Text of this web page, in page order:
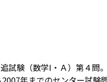
試験（数学I・Ａ）第４問